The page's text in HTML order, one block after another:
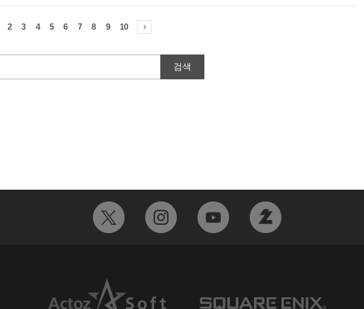
2 3 4 5 6 7 8 9 10